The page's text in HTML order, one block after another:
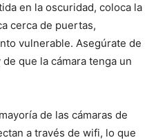
en la oscuridad, coloca la
cerca de puertas,
vulnerable. Asegúrate de
que la cámara tenga un
de las cámaras de
a través de wifi, lo que